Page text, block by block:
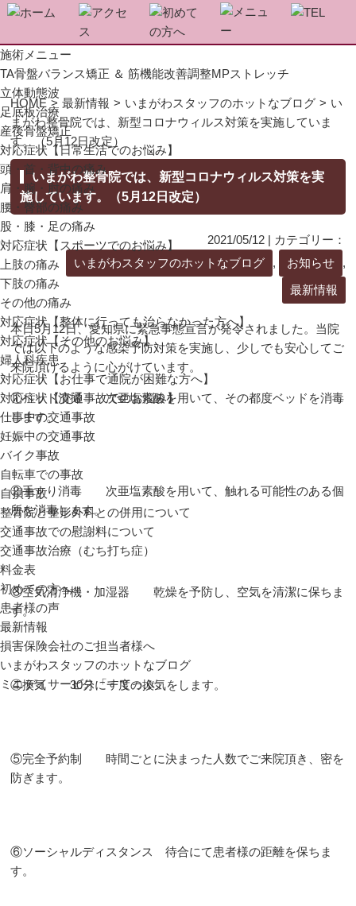
施術メニュー
TA骨盤バランス矯正 ＆ 筋機能改善調整MPストレッチ
立体動態波
足底板治療
産後骨盤矯正
対応症状【日常生活でのお悩み】
頭・首・背中の痛み
肩・腕・肘の痛み
腰・臀部の痛み
股・膝・足の痛み
対応症状【スポーツでのお悩み】
上肢の痛み
下肢の痛み
その他の痛み
対応症状【整体に行っても治らなかった方へ】
対応症状【その他のお悩み】
婦人科疾患
対応症状【お仕事で通院が困難な方へ】
対応症状【交通事故でのお悩み】
仕事中の交通事故
妊娠中の交通事故
バイク事故
自転車での事故
自損事故
整骨院と整形外科との併用について
交通事故での慰謝料について
交通事故治療（むち打ち症）
料金表
初めての方へ
患者様の声
最新情報
損害保険会社のご担当者様へ
いまがわスタッフのホットなブログ
ミニデイサービス「すてっぷ」
HOME > 最新情報 > いまがわスタッフのホットなブログ > い
まがわ整骨院では、新型コロナウィルス対策を実施していま
す。（5月12日改定）
いまがわ整骨院では、新型コロナウィルス対策を実
施しています。（5月12日改定）
2021/05/12 | カテゴリー：
いまがわスタッフのホットなブログ
, お知らせ
,
最新情報
本日5月12日、愛知県に緊急事態宣言が発令されました。当院
では以下のような感染予防対策を実施し、少しでも安心してご
来院頂けるように心がけています。
①ベッド清掃 次亜塩素酸を用いて、その都度ベッドを消毒
します。
②手すり消毒 次亜塩素酸を用いて、触れる可能性のある個
所を消毒します。
③空気清浄機・加湿器 乾燥を予防し、空気を清潔に保ちま
す。
④換気 30分に一度の換気をします。
⑤完全予約制 時間ごとに決まった人数でご来院頂き、密を
防ぎます。
⑥ソーシャルディスタンス 待合にて患者様の距離を保ちま
す。